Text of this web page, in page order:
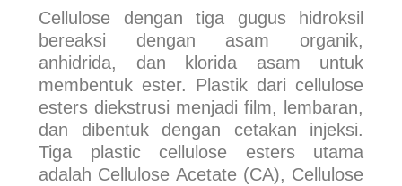
Cellulose dengan tiga gugus hidroksil
bereaksi dengan asam organik,
anhidrida, dan klorida asam untuk
membentuk ester. Plastik dari cellulose
esters diekstrusi menjadi film, lembaran,
dan dibentuk dengan cetakan injeksi.
Tiga plastic cellulose esters utama
adalah Cellulose Acetate (CA), Cellulose